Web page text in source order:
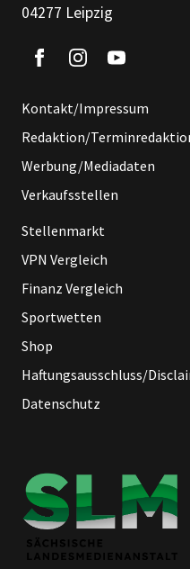
04277 Leipzig
Kontakt/Impressum
Redaktion/
Werbung/Mediadaten
Verkaufsstellen
Stellenmarkt
VPN Vergleich
Finanz Vergleich
Sportwetten
Shop
Haftungsausschluss/
Datenschutz